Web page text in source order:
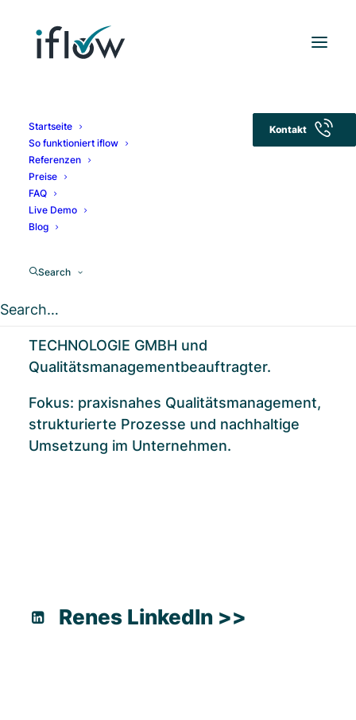
Startseite
So funktioniert iflow
Referenzen
Preise
FAQ
Live Demo
Blog
Kontakt
Search
René Galounis
TECHNOLOGIE GMBH und
Qualitätsmanagementbeauftragter.
Fokus: praxisnahes Qualitätsmanagement,
strukturierte Prozesse und nachhaltige
Umsetzung im Unternehmen.
Renes LinkedIn >>